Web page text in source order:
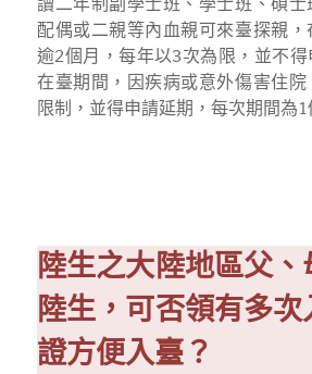
讀二年制副學士班、學士班、碩
配偶或二親等內血親可來臺探親
逾2個月，每年以3次為限，並不
在臺期間，因疾病或意外傷害住
限制，並得申請延期，每次期間為1
陸生之大陸地區父
陸生，可否領有多
證方便入臺？